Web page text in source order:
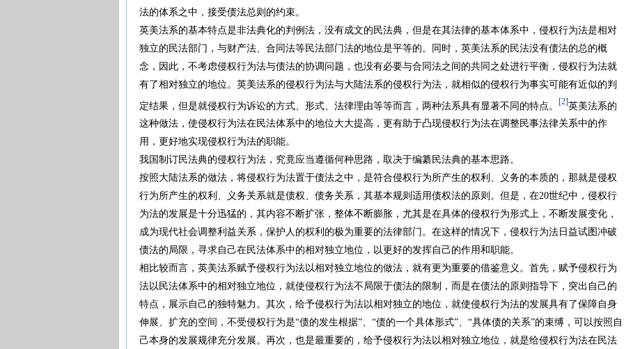
法的体系之中，接受债法总则的约束。
英美法系的基本特点是非法典化的判例法，没有成文的民法典，但是在其法律的基本体系中，侵权行为法是相对
独立的民法部门，与财产法、合同法等民法部门法的地位是平等的。同时，英美法系的民法没有债法的总的概
念，因此，不考虑侵权行为法与债法的协调问题，也没有必要与合同法之间的共同之处进行平衡，侵权行为法就
有了相对独立的地位。英美法系的侵权行为法与大陆法系的侵权行为法，就相似的侵权行为事实可能有近似的判
定结果，但是就侵权行为诉讼的方式、形式、法律理由等等而言，两种法系具有显著不同的特点。 [2] 英美法系的
这种做法，使侵权行为法在民法体系中的地位大大提高，更有助于凸现侵权行为法在调整民事法律关系中的作
用，更好地实现侵权行为法的职能。
我国制订民法典的侵权行为法，究竟应当遵循何种思路，取决于编纂民法典的基本思路。
按照大陆法系的做法，将侵权行为法置于债法之中，是符合侵权行为所产生的权利、义务的本质的，那就是侵权
行为所产生的权利、义务关系就是债权、债务关系，其基本规则适用债权法的原则。但是，在20世纪中，侵权行
为法的发展是十分迅猛的，其内容不断扩张，整体不断膨胀，尤其是在具体的侵权行为形式上，不断发展变化，
成为现代社会调整利益关系，保护人的权利的极为重要的法律部门。在这样的情况下，侵权行为法日益试图冲破
债法的局限，寻求自己在民法体系中的相对独立地位，以更好的发挥自己的作用和职能。
相比较而言，英美法系赋予侵权行为法以相对独立地位的做法，就有更为重要的借鉴意义。首先，赋予侵权行为
法以民法体系中的相对独立地位，就使侵权行为法不局限于债法的限制，而是在债法的原则指导下，突出自己的
特点，展示自己的独特魅力。其次，给予侵权行为法以相对独立的地位，就使侵权行为法的发展具有了保障自身
伸展、扩充的空间，不受侵权行为是“债的发生根据”、“债的一个具体形式”、“具体债的关系”的束缚，可以按照自
己本身的发展规律充分发展。再次，也是最重要的，给予侵权行为法以相对独立地位，就是给侵权行为法在民法